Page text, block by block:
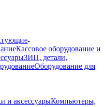
Кассовое оборудование и
ЗИП, детали,
Оборудование для
и аксессуарыКомпьютеры,